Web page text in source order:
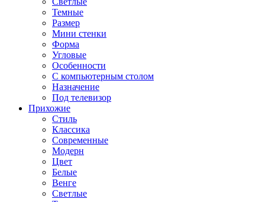
Темные
Размер
Мини стенки
Форма
Угловые
Особенности
С компьютерным столом
Назначение
Под телевизор
Прихожие
Стиль
Классика
Современные
Модерн
Цвет
Белые
Венге
Светлые